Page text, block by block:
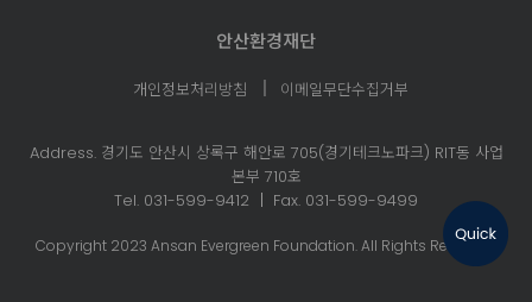
안산환경재단
개인정보처리방침 이메일무단수집거부
Address. 경기도 안산시 상록구 해안로 705(경기테크노파크) RIT동 사업
본부 710호
Tel. 031-599-9412
Fax. 031-599-9499
Copyright 2023 Ansan Evergreen Foundation. All Rights Reserved.